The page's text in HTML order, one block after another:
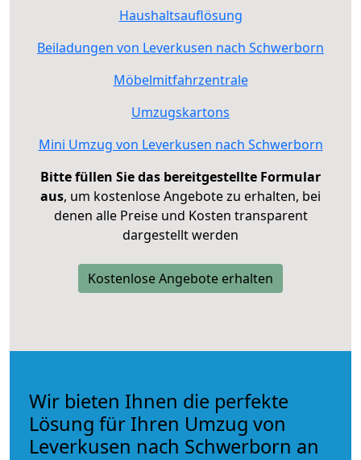
Haushaltsauflösung
Beiladungen von Leverkusen nach Schwerborn
Möbelmitfahrzentrale
Umzugskartons
Mini Umzug von Leverkusen nach Schwerborn
Bitte füllen Sie das bereitgestellte Formular
aus, um kostenlose Angebote zu erhalten, bei
denen alle Preise und Kosten transparent
dargestellt werden
Kostenlose Angebote erhalten
Wir bieten Ihnen die perfekte
Lösung für Ihren Umzug von
Leverkusen nach Schwerborn an